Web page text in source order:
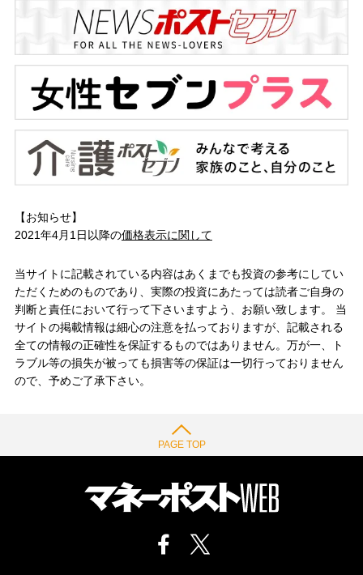
【お知らせ】
2021年4月1日以降の価格表示に関して
当サイトに記載されている内容はあくまでも投資の参考にしてい
ただくためのものであり、実際の投資にあたっては読者ご自身の
判断と責任において行って下さいますよう、お願い致します。 当
サイトの掲載情報は細心の注意を払っておりますが、記載される
全ての情報の正確性を保証するものではありません。万が一、ト
ラブル等の損失が被っても損害等の保証は一切行っておりません
ので、予めご了承下さい。
PAGE TOP